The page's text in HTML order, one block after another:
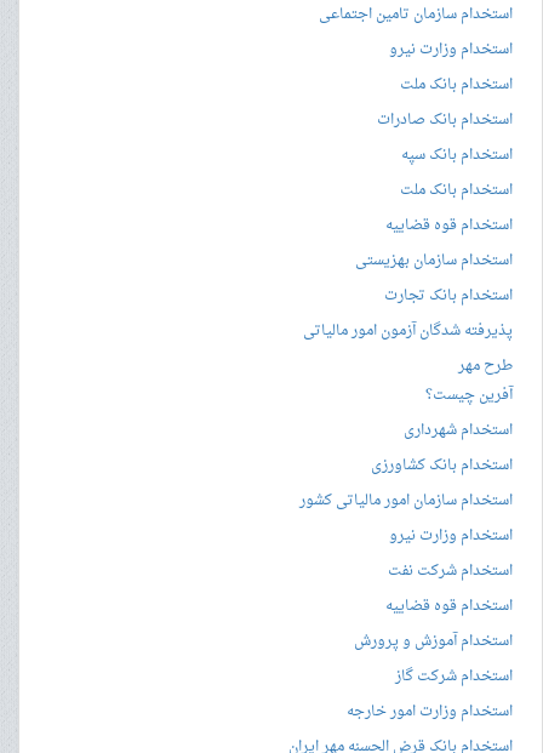
استخدام سازمان تامین اجتماعی
استخدام وزارت نیرو
استخدام بانک ملت
استخدام بانک صادرات
استخدام بانک سپه
استخدام بانک ملت
استخدام قوه قضاییه
استخدام سازمان بهزیستی
استخدام بانک تجارت
پذیرفته شدگان آزمون امور مالیاتی
طرح مهر
آفرین چیست؟
استخدام شهرداری
استخدام بانک کشاورزی
استخدام سازمان امور مالیاتی کشور
استخدام وزارت نیرو
استخدام شرکت نفت
استخدام قوه قضاییه
استخدام آموزش و پرورش
استخدام شرکت گاز
استخدام وزارت امور خارجه
استخدام بانک قرض الحسنه مهر ایران